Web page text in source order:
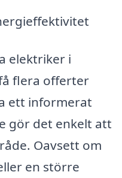
elektriker i
flera offerter
ett informerat
gör det enkelt att
Oavsett om
en större